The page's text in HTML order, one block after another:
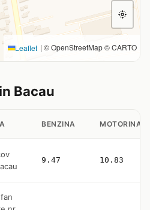
Leaflet | © OpenStreetMap © CARTO
Bacau
BENZINA MOTORINA
9.47 10.83